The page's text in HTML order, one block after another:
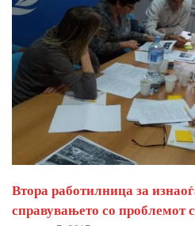
Втора работилница за
справувањето со проблемот